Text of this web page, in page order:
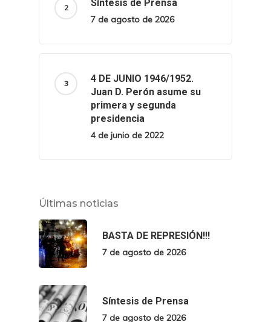
Síntesis de Prensa
7 de agosto de 2026
4 DE JUNIO 1946/1952.
Juan D. Perón asume su
primera y segunda
presidencia
4 de junio de 2022
Últimas noticias
BASTA DE REPRESIÓN!!!
7 de agosto de 2026
Síntesis de Prensa
7 de agosto de 2026